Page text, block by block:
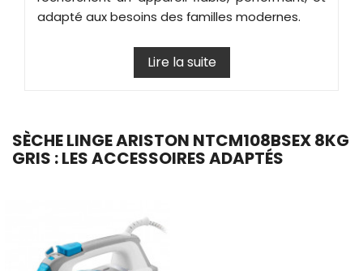
adapté aux besoins des familles modernes.
Lire la suite
SÈCHE LINGE ARISTON NTCM108BSEX 8KG
GRIS : LES ACCESSOIRES ADAPTÉS